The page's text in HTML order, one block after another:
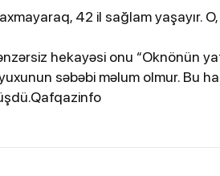
42 il sağlam yaşayır.
hekayəsi onu “Oknönün
səbəbi məlum olmur. Bu